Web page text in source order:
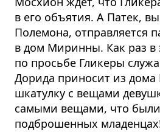
в его объятия. А Патек,
Полемона, отправляется
в дом Миринны. Как раз в
по просьбе Гликеры
Дорида приносит из
шкатулку с вещами
самыми вещами, что
подброшенных